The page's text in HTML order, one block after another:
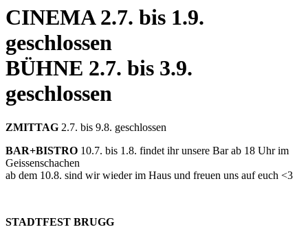
CINEMA2.7. bis 1.9.
geschlossen
BÜHNE 2.7. bis 3.9.
geschlossen
ZMITTAG 2.7. bis 9.8. geschlossen
BAR+BISTRO 10.7. bis 1.8. findet ihr unsere Bar ab 18 Uhr im
Geissenschachen
ab dem 10.8. sind wir wieder im Haus und freuen uns auf euch <3
STADTFEST BRUGG